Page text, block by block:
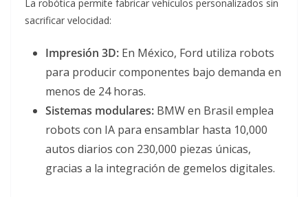
La robótica permite fabricar vehículos personalizados sin
sacrificar velocidad:
Impresión 3D: En México, Ford utiliza robots
para producir componentes bajo demanda en
menos de 24 horas.
Sistemas modulares: BMW en Brasil emplea
robots con IA para ensamblar hasta 10,000
autos diarios con 230,000 piezas únicas,
gracias a la integración de gemelos digitales.